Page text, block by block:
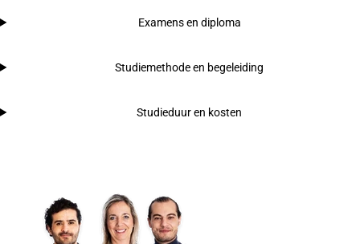
Examens en diploma
Studiemethode en begeleiding
Studieduur en kosten